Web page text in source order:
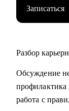
Записаться
Разбор
Обсуждение
профилактика
работа с